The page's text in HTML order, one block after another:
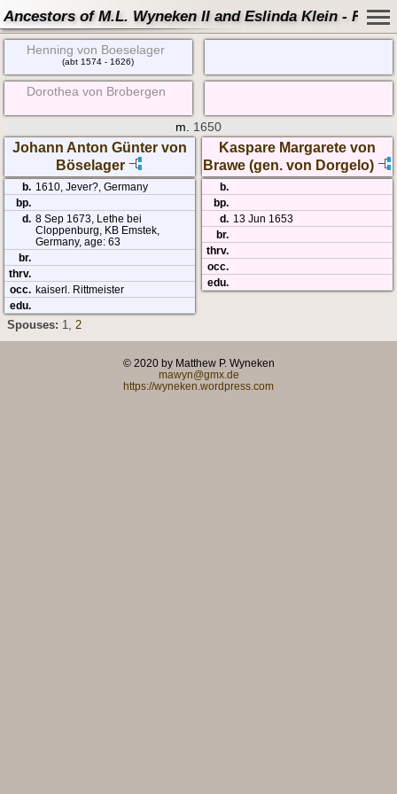
Ancestors of M.L. Wyneken II and Eslinda Klein -
Henning von Boeselager
(abt 1574 - 1626)
Dorothea von Brobergen
m. 1650
Johann Anton Günter von
Böselager
Kaspare Margarete von
Brawe (gen. von Dorgelo)
b. 1610, Jever?, Germany
bp.
d. 8 Sep 1673, Lethe bei
Cloppenburg, KB Emstek,
Germany, age: 63
br.
thrv.
occ. kaiserl. Rittmeister
edu.
b.
bp.
d. 13 Jun 1653
br.
thrv.
occ.
edu.
Spouses: 1, 2
© 2020 by Matthew P. Wyneken
mawyn@gmx.de
https://wyneken.wordpress.com